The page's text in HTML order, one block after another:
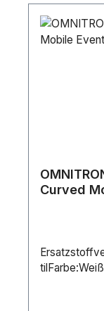
Curved